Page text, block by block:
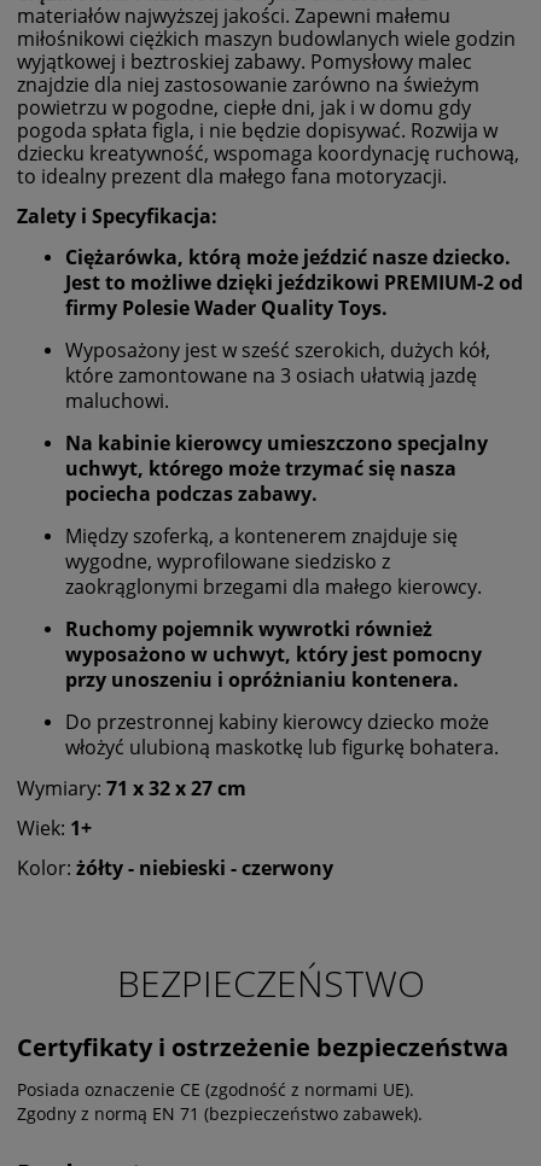
materiałów najwyższej jakości. Zapewni małemu
miłośnikowi ciężkich maszyn budowlanych wiele godzin
wyjątkowej i beztroskiej zabawy. Pomysłowy malec
znajdzie dla niej zastosowanie zarówno na świeżym
powietrzu w pogodne, ciepłe dni, jak i w domu gdy
pogoda spłata figla, i nie będzie dopisywać. Rozwija w
dziecku kreatywność, wspomaga koordynację ruchową,
to idealny prezent dla małego fana motoryzacji.
Zalety i Specyfikacja:
Ciężarówka, którą może jeździć nasze dziecko.
Jest to możliwe dzięki jeździkowi PREMIUM-2 od
firmy Polesie Wader Quality Toys.
Wyposażony jest w sześć szerokich, dużych kół,
które zamontowane na 3 osiach ułatwią jazdę
maluchowi.
Na kabinie kierowcy umieszczono specjalny
uchwyt, którego może trzymać się nasza
pociecha podczas zabawy.
Między szoferką, a kontenerem znajduje się
wygodne, wyprofilowane siedzisko z
zaokrąglonymi brzegami dla małego kierowcy.
Ruchomy pojemnik wywrotki również
wyposażono w uchwyt, który jest pomocny
przy unoszeniu i opróżnianiu kontenera.
Do przestronnej kabiny kierowcy dziecko może
włożyć ulubioną maskotkę lub figurkę bohatera.
Wymiary: 71 х 32 х 27 cm
Wiek: 1+
Kolor: żółty - niebieski - czerwony
BEZPIECZEŃSTWO
Certyfikaty i ostrzeżenie bezpieczeństwa
Posiada oznaczenie CE (zgodność z normami UE).
Zgodny z normą EN 71 (bezpieczeństwo zabawek).